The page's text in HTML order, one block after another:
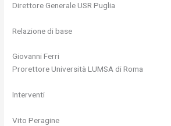
Direttore Generale USR Puglia
Relazione di base
Giovanni Ferri
Prorettore Università LUMSA di Roma
Interventi
Vito Peragine